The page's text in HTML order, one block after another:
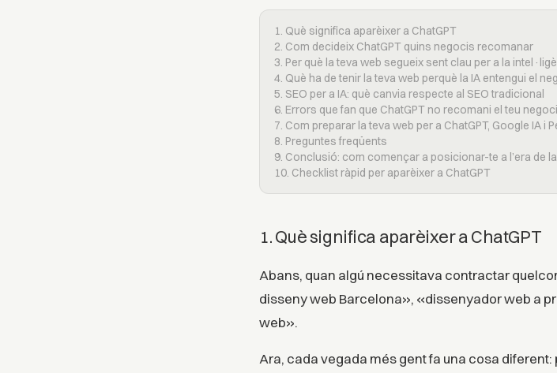
1. Què significa aparèixer a ChatGPT
2. Com decideix ChatGPT quins negocis recomanar
3. Per què la teva web segueix sent clau per a la
4. Què ha de tenir la teva web perquè la IA entengui el
5. SEO per a IA: què canvia respecte al SEO tradicional
6. Errors que fan que ChatGPT no recomani el teu negoci
7. Com preparar la teva web per a ChatGPT, Google IA i
8. Preguntes freqüents
9. Conclusió: com començar a posicionar-te a l’era de
10. Checklist ràpid per aparèixer a ChatGPT
1. Què significa aparèixer a ChatGPT
Abans, quan algú necessitava contractar
disseny web Barcelona», «dissenyador web a
web».
Ara, cada vegada més gent fa una cosa